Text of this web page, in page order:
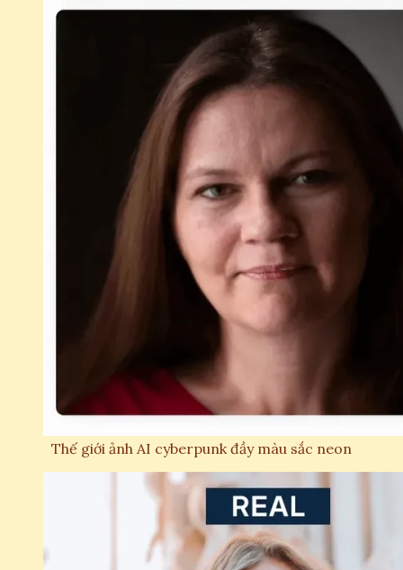
Thế giới ảnh AI cyberpunk đầy màu sắc neon